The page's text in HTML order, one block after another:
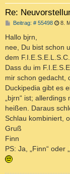
Re:
Beitrag: # 55498B
r
g
8.
Hallo bjrn,
nee, Du bist schon
dem
Dass du im
mir schon gedacht,
Duckipedia gibt es
„bjrn“ ist;
heißen. Daraus
Schlau kombiniert,
Gruß
Finn
PS: Ja, „Finn“ oder